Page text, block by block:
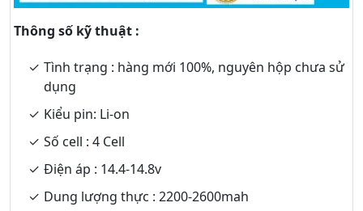
Thông số kỹ thuật :
Tình trạng : hàng mới 100%, nguyên hộp chưa sử
dụng
Kiểu pin: Li-on
Số cell : 4 Cell
Điện áp : 14.4-14.8v
Dung lượng thực : 2200-2600mah